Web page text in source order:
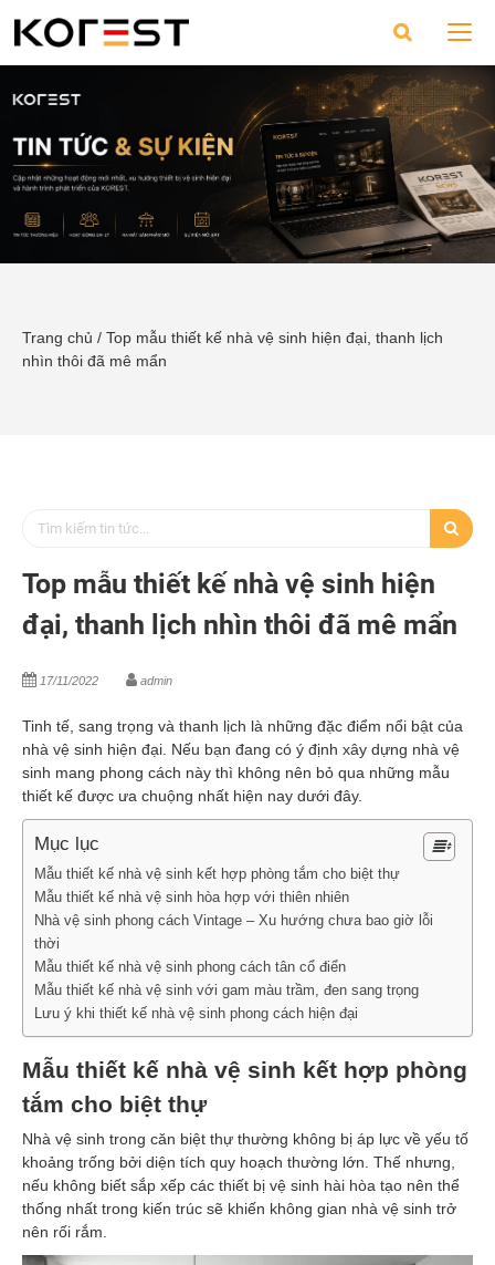
Trang chủ / Top mẫu thiết kế nhà vệ sinh hiện đại, thanh lịch
nhìn thôi đã mê mẩn
Top mẫu thiết kế nhà vệ sinh hiện
đại, thanh lịch nhìn thôi đã mê mẩn
17/11/2022 admin
Tinh tế, sang trọng và thanh lịch là những đặc điểm nổi bật của
nhà vệ sinh hiện đại. Nếu bạn đang có ý định xây dựng nhà vệ
sinh mang phong cách này thì không nên bỏ qua những mẫu
thiết kế được ưa chuộng nhất hiện nay dưới đây.
Mục lục
Mẫu thiết kế nhà vệ sinh kết hợp phòng tắm cho biệt thự
Mẫu thiết kế nhà vệ sinh hòa hợp với thiên nhiên
Nhà vệ sinh phong cách Vintage – Xu hướng chưa bao giờ lỗi
thời
Mẫu thiết kế nhà vệ sinh phong cách tân cổ điển
Mẫu thiết kế nhà vệ sinh với gam màu trầm, đen sang trọng
Lưu ý khi thiết kế nhà vệ sinh phong cách hiện đại
Mẫu thiết kế nhà vệ sinh kết hợp phòng
tắm cho biệt thự
Nhà vệ sinh trong căn biệt thự thường không bị áp lực về yếu tố
khoảng trống bởi diện tích quy hoạch thường lớn. Thế nhưng,
nếu không biết sắp xếp các thiết bị vệ sinh hài hòa tạo nên thể
thống nhất trong kiến trúc sẽ khiến không gian nhà vệ sinh trở
nên rối rắm.